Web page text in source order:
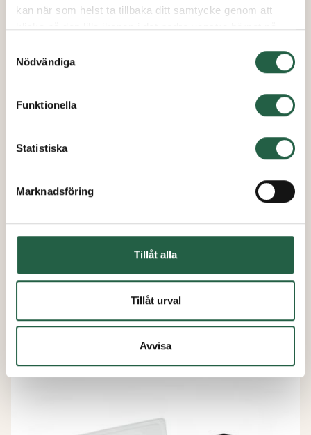
kan när som helst ta tillbaka ditt samtycke genom att
klicka på den lilla ikonen i det nedre vänstra hörnet på
använder kakor och andra tekniska lösningar och hur vi
Ta reda på mer om cookies Googles sekretesspolicy
Nödvändiga
Funktionella
Statistiska
Marknadsföring
Tillåt alla
Tillåt urval
Avvisa
Pluggbox Pop Up
från
239 kr